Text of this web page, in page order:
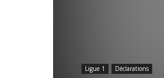
Ligue 1 Déclarations